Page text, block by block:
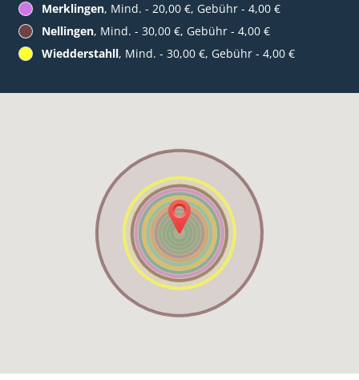
Merklingen, Mind. - 20,00 €, Gebühr - 4,00 €
Nellingen, Mind. - 30,00 €, Gebühr - 4,00 €
Wiedderstahll, Mind. - 30,00 €, Gebühr - 4,00 €